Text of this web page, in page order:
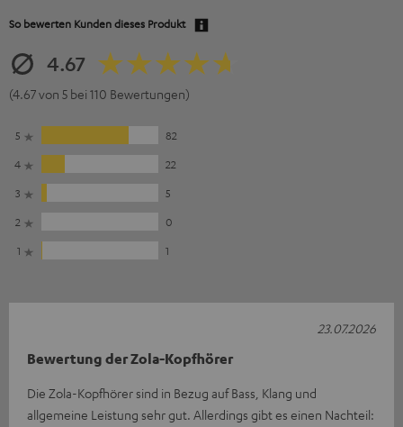
So bewerten Kunden dieses Produkt
4.67
(4.67 von 5 bei 110 Bewertungen)
5
82
4
22
3
5
2
0
1
1
Bewertung der Zola-Kopfhörer
Die Zola-Kopfhörer sind in Bezug auf Bass, Klang und
allgemeine Leistung sehr gut. Allerdings gibt es einen Nachteil:
23.07.2026